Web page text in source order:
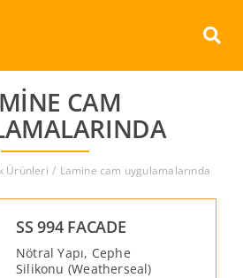
CAM
Ürünleri Lamine cam uygulamalarında
SS 994 FACADE
Nötral Yapı, Cephe
Silikonu (Weatherseal)